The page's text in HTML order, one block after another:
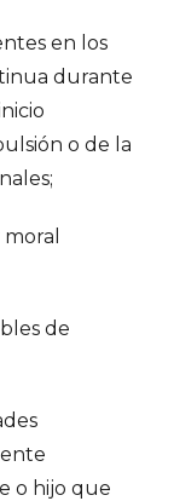
en los
durante
o de la
de
o hijo que